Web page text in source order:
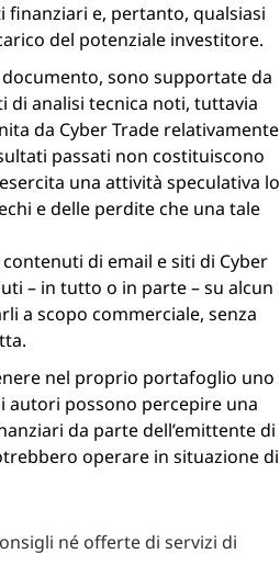
e, pertanto, qualsiasi
del potenziale investitore.
sono supportate da
analisi tecnica noti, tuttavia
da Cyber Trade relativamente
passati non costituiscono
una attività speculativa lo
e delle perdite che una tale
di email e siti di Cyber
– in tutto o in parte – su alcun
a scopo commerciale, senza
nel proprio portafoglio uno
possono percepire una
da parte dell’emittente di
operare in situazione di
né offerte di servizi di